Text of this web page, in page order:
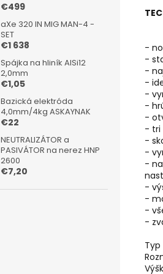
€499
aXe 320 IN MIG MAN-4 -
SET
€1 638
Spájka na hliník AlSi12
2,0mm
€1,05
Bazická elektróda
4,0mm/4kg ASKAYNAK
€22
NEUTRALIZÁTOR a
PASIVÁTOR na nerez HNP
2600
€7,20
-
-
-
-
-
-
-
- tri
-
-
-
-
-
-
-